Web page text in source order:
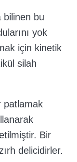
bilinen bu
yok
için kinetik
silah
Bir
delicidirler.